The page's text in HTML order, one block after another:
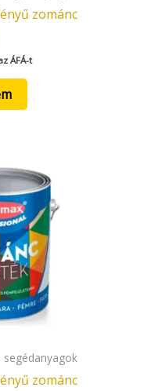
zománc
ÁFÁ-t
segédanyagok
zománc